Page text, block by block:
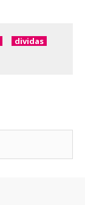
dividas